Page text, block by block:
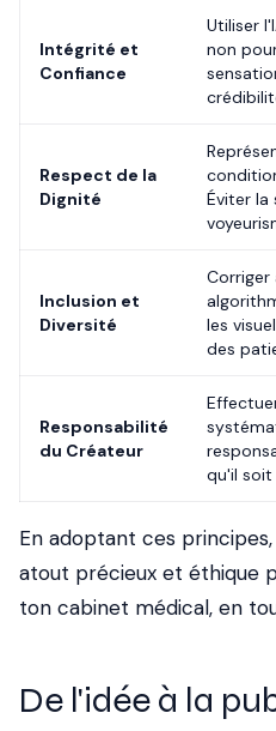
Intégrité et
Confiance
Utiliser
non
Respect de la
Dignité
Éviter la
Inclusion et
Diversité
Corriger
les
des
Responsabilité
du Créateur
qu'il soit
En adoptant ces
atout précieux et éthique
ton cabinet médical, en
De l'idée à la